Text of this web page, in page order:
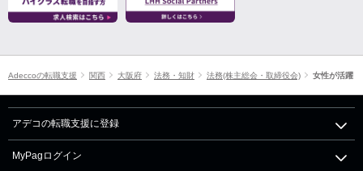
Adeccoの転職支援 関西 大阪府 法務・知財 法務(株主総会・取締役会) 女性が活躍
アデコの転職支援に登録
MyPagログイン